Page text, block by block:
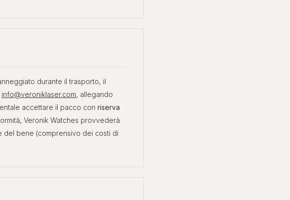
durante il trasporto, il
info@veroniklaser.com, allegando
accettare il pacco con riserva
Veronik Watches provvederà
del bene (comprensivo dei costi di